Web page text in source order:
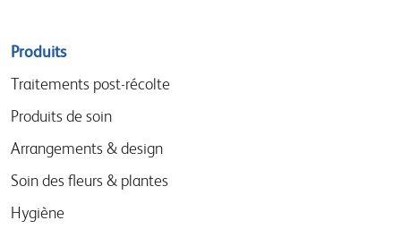
Sitemap
menu
Produits
Traitements post-récolte
Produits de soin
Arrangements & design
Soin des fleurs & plantes
Hygiène